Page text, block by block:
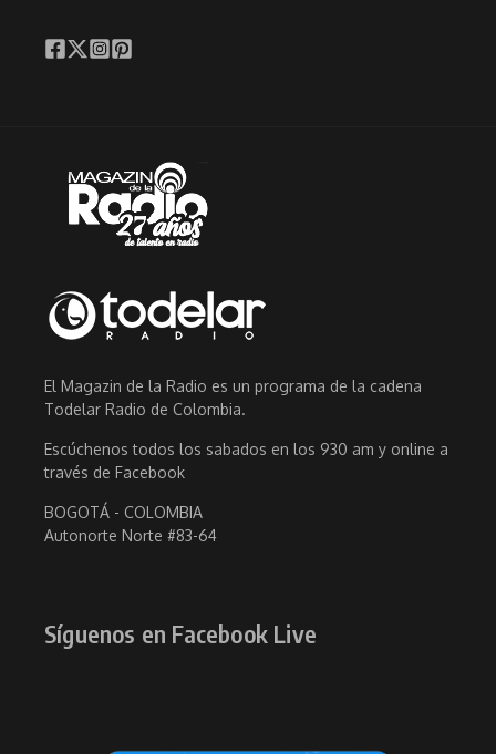
El Magazin de la Radio es un programa de la cadena
Todelar Radio de Colombia.
Escúchenos todos los sabados en los 930 am y online a
través de Facebook
BOGOTÁ - COLOMBIA
Autonorte Norte #83-64
Síguenos en Facebook Live